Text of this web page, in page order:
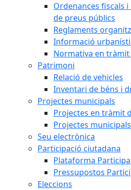
Ordenances fiscals
de preus públics
Reglaments
Informació
Normativa en
Patrimoni
Relació de vehicles
Inventari de béns i
Projectes municipals
Projectes en tràmit
Projectes
Seu electrònica
Participació ciutadana
Plataforma Participa
Pressupostos
Eleccions